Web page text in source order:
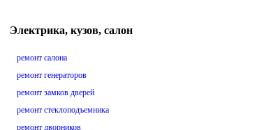
Электрика, кузов, салон
ремонт салона
ремонт генераторов
ремонт замков дверей
ремонт стеклоподъемника
ремонт дворников